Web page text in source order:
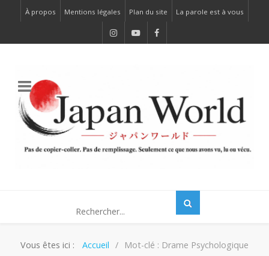
À propos Mentions légales Plan du site La parole est à vous
Vous êtes ici : Accueil Mot-clé : Drame Psychologique